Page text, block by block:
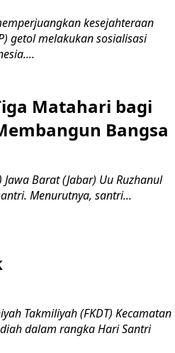
kesejahteraan
getol melakukan sosialisasi
Matahari bagi
Bangsa
Barat (Jabar) Uu Ruzhanul
Menurutnya, santri...
Takmiliyah (FKDT) Kecamatan
dalam rangka Hari Santri